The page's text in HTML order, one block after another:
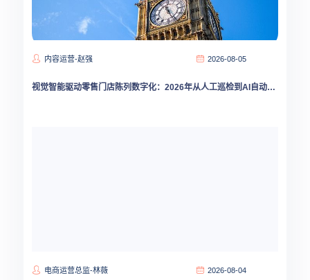
内容运营-赵强 2026-08-05
视觉智能驱动零售门店陈列数字化：2026年从人工巡检到AI自动审核的转型路线图
电商运营总监-林薇 2026-08-04